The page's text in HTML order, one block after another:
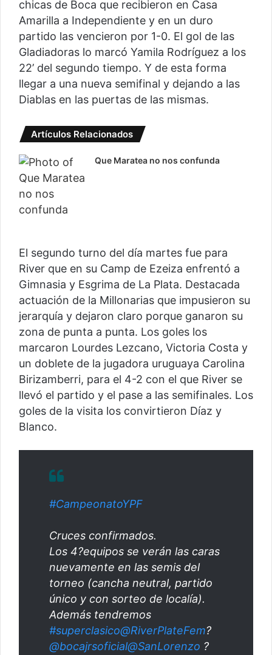
chicas de Boca que recibieron en Casa
Amarilla a Independiente y en un duro
partido las vencieron por 1-0. El gol de las
Gladiadoras lo marcó Yamila Rodríguez a los
22’ del segundo tiempo. Y de esta forma
llegar a una nueva semifinal y dejando a las
Diablas en las puertas de las mismas.
Artículos Relacionados
Que Maratea no nos confunda
El segundo turno del día martes fue para
River que en su Camp de Ezeiza enfrentó a
Gimnasia y Esgrima de La Plata. Destacada
actuación de la Millonarias que impusieron su
jerarquía y dejaron claro porque ganaron su
zona de punta a punta. Los goles los
marcaron Lourdes Lezcano, Victoria Costa y
un doblete de la jugadora uruguaya Carolina
Birizamberri, para el 4-2 con el que River se
llevó el partido y el pase a las semifinales. Los
goles de la visita los convirtieron Díaz y
Blanco.
#CampeonatoYPF
Cruces confirmados.
Los 4?equipos se verán las caras
nuevamente en las semis del
torneo (cancha neutral, partido
único y con sorteo de localía).
Además tendremos
#superclasico@RiverPlateFem?
@bocajrsoficial@SanLorenzo ?